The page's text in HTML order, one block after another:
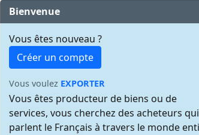
Bienvenue
Vous êtes nouveau ?
Créer un compte
Vous voulez EXPORTER
Vous êtes producteur de biens ou de
services, vous cherchez des acheteurs qui
parlent le Français à travers le monde